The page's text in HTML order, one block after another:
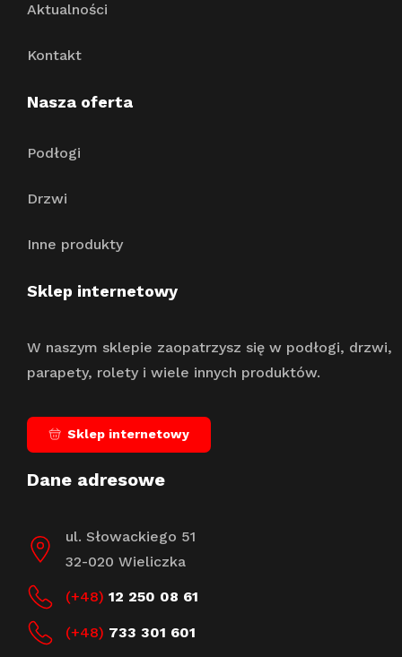
Aktualności
Kontakt
Nasza oferta
Podłogi
Drzwi
Inne produkty
Sklep internetowy
W naszym sklepie zaopatrzysz się w podłogi, drzwi,
parapety, rolety i wiele innych produktów.
Sklep internetowy
Dane adresowe
ul. Słowackiego 51
32-020 Wieliczka
(+48) 12 250 08 61
(+48) 733 301 601